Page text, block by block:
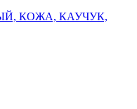
КОЖА, КАУЧУК,